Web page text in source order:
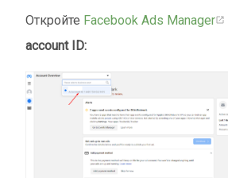
Откройте Facebook Ads Manager
account ID: